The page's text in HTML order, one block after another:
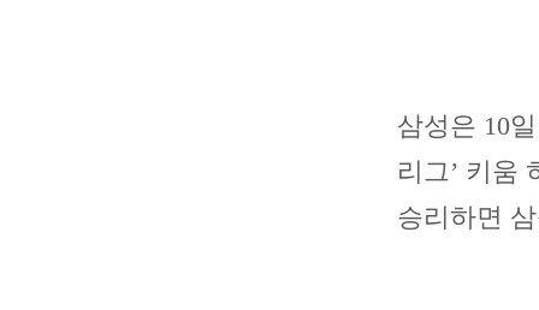
삼성은 10
리그’ 키움
승리하면